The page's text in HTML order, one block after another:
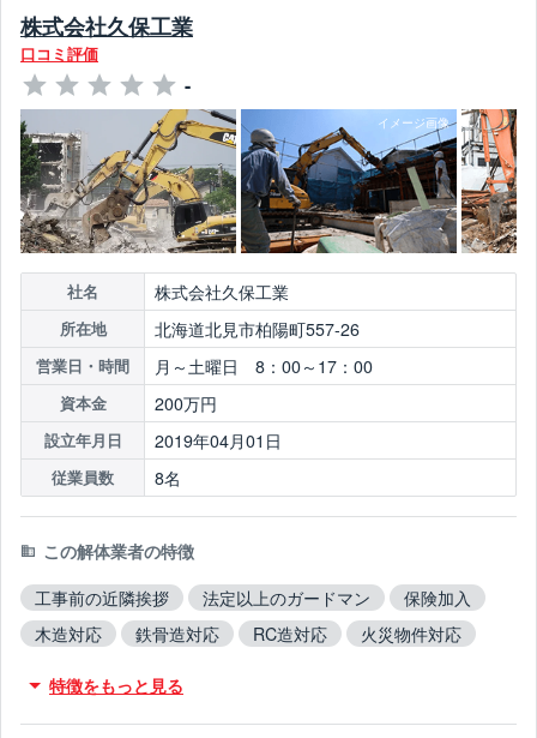
株式会社久保工業
口コミ評価
-
社名 株式会社久保工業
所在地 北海道北見市柏陽町557-26
営業日・時間 月～土曜日 8：00～17：00
資本金 200万円
設立年月日 2019年04月01日
従業員数 8名
この解体業者の特徴
工事前の近隣挨拶
法定以上のガードマン
保険加入
木造対応
鉄骨造対応 RC造対応
火災物件対応
特徴をもっと見る